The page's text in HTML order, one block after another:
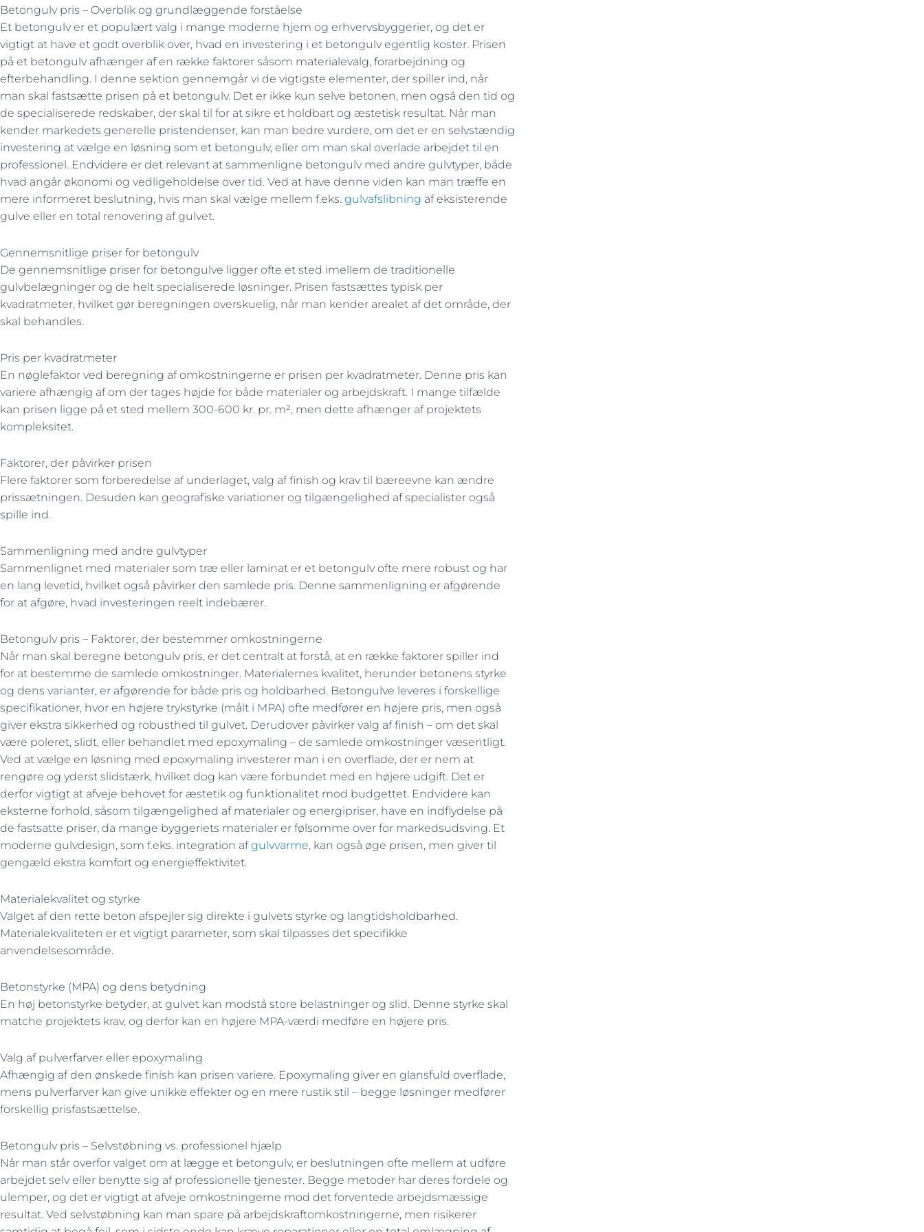
Betongulv pris – Overblik og grundlæggende forståelse
Et betongulv er et populært valg i mange moderne hjem og erhvervsbyggerier, og det er
vigtigt at have et godt overblik over, hvad en investering i et betongulv egentlig koster. Prisen
på et betongulv afhænger af en række faktorer såsom materialevalg, forarbejdning og
efterbehandling. I denne sektion gennemgår vi de vigtigste elementer, der spiller ind, når
man skal fastsætte prisen på et betongulv. Det er ikke kun selve betonen, men også den tid og
de specialiserede redskaber, der skal til for at sikre et holdbart og æstetisk resultat. Når man
kender markedets generelle pristendenser, kan man bedre vurdere, om det er en selvstændig
investering at vælge en løsning som et betongulv, eller om man skal overlade arbejdet til en
professionel. Endvidere er det relevant at sammenligne betongulv med andre gulvtyper, både
hvad angår økonomi og vedligeholdelse over tid. Ved at have denne viden kan man træffe en
mere informeret beslutning, hvis man skal vælge mellem f.eks. gulvafslibning af eksisterende
gulve eller en total renovering af gulvet.
Gennemsnitlige priser for betongulv
De gennemsnitlige priser for betongulve ligger ofte et sted imellem de traditionelle
gulvbelægninger og de helt specialiserede løsninger. Prisen fastsættes typisk per
kvadratmeter, hvilket gør beregningen overskuelig, når man kender arealet af det område, der
skal behandles.
Pris per kvadratmeter
En nøglefaktor ved beregning af omkostningerne er prisen per kvadratmeter. Denne pris kan
variere afhængig af om der tages højde for både materialer og arbejdskraft. I mange tilfælde
kan prisen ligge på et sted mellem 300-600 kr. pr. m², men dette afhænger af projektets
kompleksitet.
Faktorer, der påvirker prisen
Flere faktorer som forberedelse af underlaget, valg af finish og krav til bæreevne kan ændre
prissætningen. Desuden kan geografiske variationer og tilgængelighed af specialister også
spille ind.
Sammenligning med andre gulvtyper
Sammenlignet med materialer som træ eller laminat er et betongulv ofte mere robust og har
en lang levetid, hvilket også påvirker den samlede pris. Denne sammenligning er afgørende
for at afgøre, hvad investeringen reelt indebærer.
Betongulv pris – Faktorer, der bestemmer omkostningerne
Når man skal beregne betongulv pris, er det centralt at forstå, at en række faktorer spiller ind
for at bestemme de samlede omkostninger. Materialernes kvalitet, herunder betonens styrke
og dens varianter, er afgørende for både pris og holdbarhed. Betongulve leveres i forskellige
specifikationer, hvor en højere trykstyrke (målt i MPA) ofte medfører en højere pris, men også
giver ekstra sikkerhed og robusthed til gulvet. Derudover påvirker valg af finish – om det skal
være poleret, slidt, eller behandlet med epoxymaling – de samlede omkostninger væsentligt.
Ved at vælge en løsning med epoxymaling investerer man i en overflade, der er nem at
rengøre og yderst slidstærk, hvilket dog kan være forbundet med en højere udgift. Det er
derfor vigtigt at afveje behovet for æstetik og funktionalitet mod budgettet. Endvidere kan
eksterne forhold, såsom tilgængelighed af materialer og energipriser, have en indflydelse på
de fastsatte priser, da mange byggeriets materialer er følsomme over for markedsudsving. Et
moderne gulvdesign, som f.eks. integration afgulvvarme, kan også øge prisen, men giver til
gengæld ekstra komfort og energieffektivitet.
Materialekvalitet og styrke
Valget af den rette beton afspejler sig direkte i gulvets styrke og langtidsholdbarhed.
Materialekvaliteten er et vigtigt parameter, som skal tilpasses det specifikke
anvendelsesområde.
Betonstyrke (MPA) og dens betydning
En høj betonstyrke betyder, at gulvet kan modstå store belastninger og slid. Denne styrke skal
matche projektets krav, og derfor kan en højere MPA-værdi medføre en højere pris.
Valg af pulverfarver eller epoxymaling
Afhængig af den ønskede finish kan prisen variere. Epoxymaling giver en glansfuld overflade,
mens pulverfarver kan give unikke effekter og en mere rustik stil – begge løsninger medfører
forskellig prisfastsættelse.
Betongulv pris – Selvstøbning vs. professionel hjælp
Når man står overfor valget om at lægge et betongulv, er beslutningen ofte mellem at udføre
arbejdet selv eller benytte sig af professionelle tjenester. Begge metoder har deres fordele og
ulemper, og det er vigtigt at afveje omkostningerne mod det forventede arbejdsmæssige
resultat. Ved selvstøbning kan man spare på arbejdskraftomkostningerne, men risikerer